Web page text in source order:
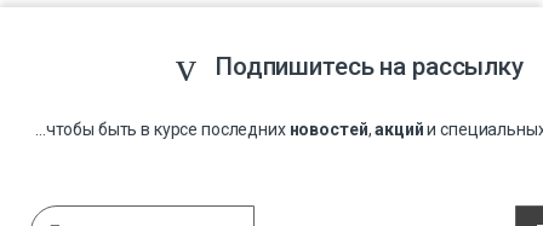
Подпишитесь на рассылку
...чтобы быть в курсе последних новостей,акцийи